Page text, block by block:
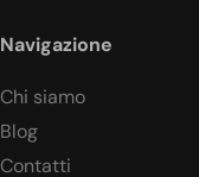
Navigazione
Chi siamo
Blog
Contatti